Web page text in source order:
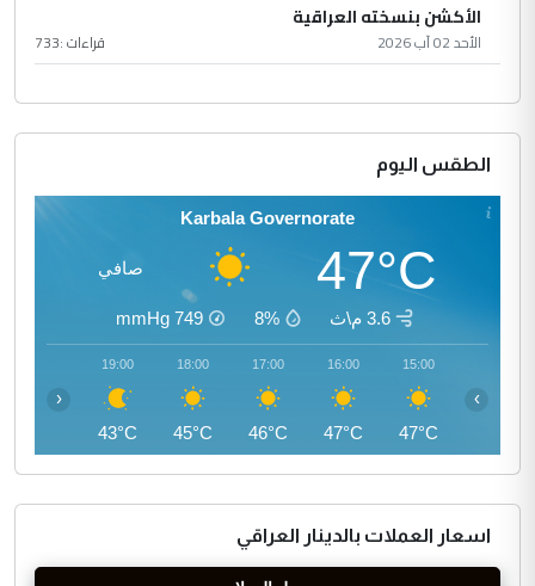
الأكشن بنسخته العراقية
الأحد 02 آب 2026 قراءات :733
الطقس اليوم
Karbala Governorate
47°C صافي
3.6 م\ث 8%
749
mmHg
15:00
47°C
16:00
47°C
17:00
46°C
18:00
45°C
19:00
43°C
‹ ›
اسعار العملات بالدينار العراقي